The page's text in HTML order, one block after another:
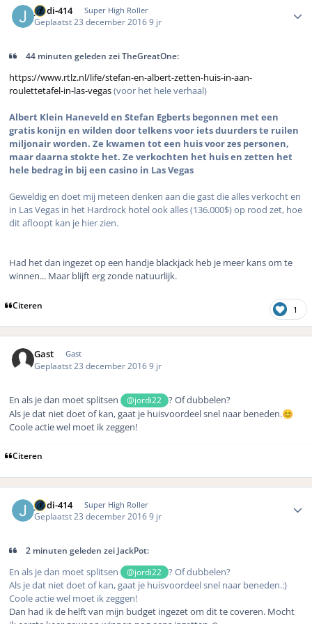
jordi-414 Super High Roller
Geplaatst23 december 20169 jr
44 minuten geleden zei TheGreatOne:
https://www.rtlz.nl/life/stefan-en-albert-zetten-huis-in-aan-
roulettetafel-in-las-vegas(voor het hele verhaal)
Albert Klein Haneveld en Stefan Egberts begonnen met een
gratis konijn en wilden door telkens voor iets duurders te ruilen
miljonair worden. Ze kwamen tot een huis voor zes personen,
maar daarna stokte het. Ze verkochten het huis en zetten het
hele bedrag in bij een casino in Las Vegas
Geweldig en doet mij meteen denken aan die gast die alles verkocht en
in Las Vegas in het Hardrock hotel ook alles (136.000$) op rood zet, hoe
dit afloopt kan je hier zien.
Had het dan ingezet op een handje blackjack heb je meer kans om te
winnen... Maar blijft erg zonde natuurlijk.
Citeren 1
Gast Gast
Geplaatst 23 december 20169 jr
En als je dan moet splitsen @jordi22
? Of dubbelen?
Als je dat niet doet of kan, gaat je huisvoordeel snel naar beneden.😊
Coole actie wel moet ik zeggen!
Citeren
jordi-414 Super High Roller
Geplaatst 23 december 20169 jr
2 minuten geleden zei JackPot:
En als je dan moet splitsen @jordi22
? Of dubbelen?
Als je dat niet doet of kan, gaat je huisvoordeel snel naar beneden.:)
Coole actie wel moet ik zeggen!
Dan had ik de helft van mijn budget ingezet om dit te coveren. Mocht